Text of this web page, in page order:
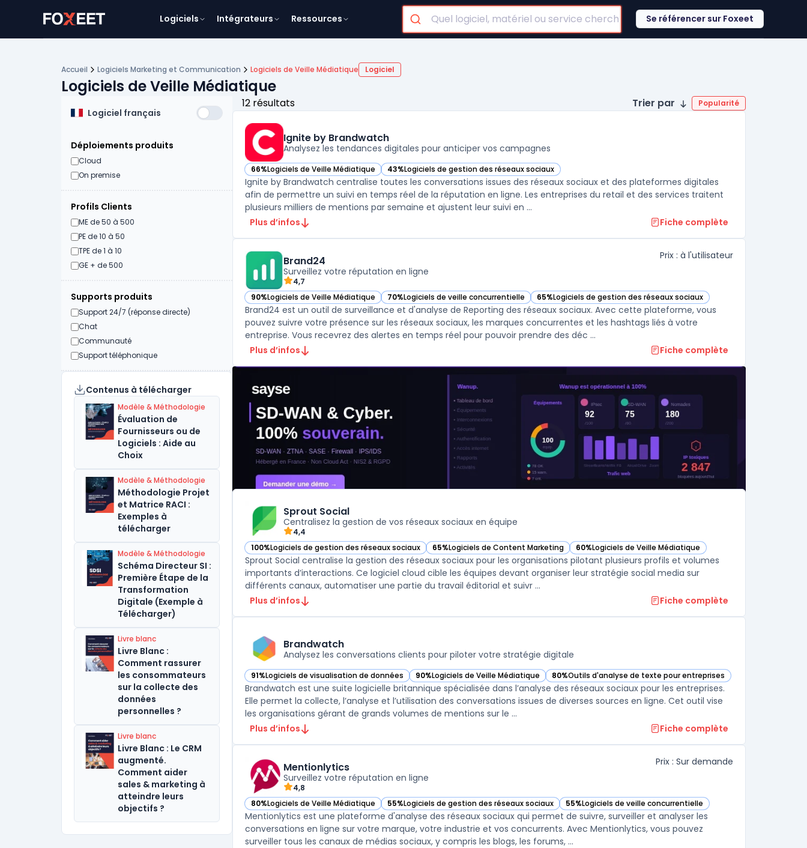
Logiciels Intégrateurs Ressources Se référencer sur Foxeet
Accueil Logiciels Marketing et Communication Logiciels de Veille Médiatique Logiciel
Logiciels de Veille Médiatique
Logiciel français
Déploiements produits
Cloud
On premise
Profils Clients
ME de 50 à 500
PE de 10 à 50
TPE de 1 à 10
GE + de 500
Supports produits
Support 24/7 (réponse directe)
Chat
Communauté
Support téléphonique
Contenus à télécharger
Modèle & Méthodologie
Évaluation de
Fournisseurs ou de
Logiciels : Aide au
Choix
Modèle & Méthodologie
Méthodologie Projet
et Matrice RACI :
Exemples à
télécharger
Modèle & Méthodologie
Schéma Directeur SI :
Première Étape de la
Transformation
Digitale (Exemple à
Télécharger)
Livre blanc
Livre Blanc :
Comment rassurer
les consommateurs
sur la collecte des
données
personnelles ?
Livre blanc
Livre Blanc : Le CRM
augmenté.
Comment aider
sales & marketing à
atteindre leurs
objectifs ?
12 résultats Trier par Popularité
Ignite by Brandwatch
Analysez les tendances digitales pour anticiper vos campagnes
66%Logiciels de Veille Médiatique
— voir Ignite by Brandwatch dans cette catégorie
43%Logiciels de gestion des réseaux sociaux
— voir Ignite by Brandwatch dans cette catégorie
Ignite by Brandwatch centralise toutes les conversations issues des réseaux sociaux et des plateformes digitales
afin de permettre un suivi en temps réel de la réputation en ligne. Les entreprises du retail et des services traitent
plusieurs milliers de mentions par semaine et ajustent leur suivi en ...
Plus d’infos
Fiche complète
Brand24
Surveillez votre réputation en ligne
4,7
Prix : à l'utilisateur
90%Logiciels de Veille Médiatique
— voir Brand24 dans cette catégorie70%Logiciels de veille concurrentielle
— voir Brand24 dans cette catégorie 65%Logiciels de gestion des réseaux sociaux
— voir Brand24 dans cette catégorie
Brand24 est un outil de surveillance et d'analyse de Reporting des réseaux sociaux. Avec cette plateforme, vous
pouvez suivre votre présence sur les réseaux sociaux, les marques concurrentes et les hashtags liés à votre
entreprise. Vous recevrez des alertes en temps réel pour pouvoir prendre des déc ...
Plus d’infos
Fiche complète
Sprout Social
Centralisez la gestion de vos réseaux sociaux en équipe
4,4
100%Logiciels de gestion des réseaux sociaux
— voir Sprout Social dans cette catégorie 65%Logiciels de Content Marketing
— voir Sprout Social dans cette catégorie60%Logiciels de Veille Médiatique
— voir Sprout Social dans cette catégorie
Sprout Social centralise la gestion des réseaux sociaux pour les organisations pilotant plusieurs profils et volumes
importants d’interactions. Ce logiciel cloud cible les équipes devant organiser leur stratégie social media sur
différents canaux, automatiser une partie du travail éditorial et suivr ...
Plus d’infos
Fiche complète
Brandwatch
Analysez les conversations clients pour piloter votre stratégie digitale
91%Logiciels de visualisation de données
— voir Brandwatch dans cette catégorie 90%Logiciels de Veille Médiatique
— voir Brandwatch dans cette catégorie
80%Outils d'analyse de texte pour entreprises
— voir Brandwatch dans cette catégorie
Brandwatch est une suite logicielle britannique spécialisée dans l’analyse des réseaux sociaux pour les entreprises.
Elle permet la collecte, l’analyse et l’utilisation des conversations issues de diverses sources en ligne. Cet outil vise
les organisations gérant de grands volumes de mentions sur le ...
Plus d’infos
Fiche complète
Mentionlytics
Surveillez votre réputation en ligne
4,8
Prix : Sur demande
80%Logiciels de Veille Médiatique
— voir Mentionlytics dans cette catégorie
55%Logiciels de gestion des réseaux sociaux
— voir Mentionlytics dans cette catégorie 55%Logiciels de veille concurrentielle
— voir Mentionlytics dans cette catégorie
Mentionlytics est une plateforme d'analyse des réseaux sociaux qui permet de suivre, surveiller et analyser les
conversations en ligne sur votre marque, votre industrie et vos concurrents. Avec Mentionlytics, vous pouvez
surveiller tous les canaux de médias sociaux, y compris les blogs, les forums, ...